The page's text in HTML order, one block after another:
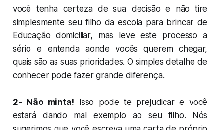
você tenha certeza de sua decisão e não tire
simplesmente seu filho da escola para brincar de
Educação domiciliar, mas leve este processo a
sério e entenda aonde vocês querem chegar,
quais são as suas prioridades. O simples detalhe de
conhecer pode fazer grande diferença.
2- Não minta! Isso pode te prejudicar e você
estará dando mal exemplo ao seu filho. Nós